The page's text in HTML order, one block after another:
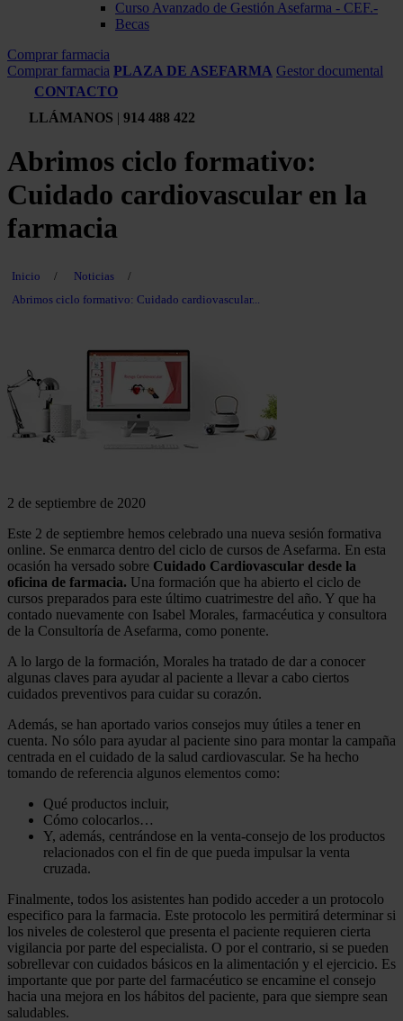
Curso Avanzado de Gestión Asefarma - CEF.-
Becas
Comprar farmacia
Comprar farmacia PLAZA DE ASEFARMA Gestor documental
CONTACTO
LLÁMANOS | 914 488 422
Abrimos ciclo formativo:
Cuidado cardiovascular en la
farmacia
Inicio / Noticias
/
Abrimos ciclo formativo: Cuidado cardiovascular...
2 de septiembre de 2020
Este 2 de septiembre hemos celebrado una nueva sesión formativa
online. Se enmarca dentro del ciclo de cursos de Asefarma. En esta
ocasión ha versado sobre Cuidado Cardiovascular desde la
oficina de farmacia. Una formación que ha abierto el ciclo de
cursos preparados para este último cuatrimestre del año. Y que ha
contado nuevamente con Isabel Morales, farmacéutica y consultora
de la Consultoría de Asefarma, como ponente.
A lo largo de la formación, Morales ha tratado de dar a conocer
algunas claves para ayudar al paciente a llevar a cabo ciertos
cuidados preventivos para cuidar su corazón.
Además, se han aportado varios consejos muy útiles a tener en
cuenta. No sólo para ayudar al paciente sino para montar la campaña
centrada en el cuidado de la salud cardiovascular. Se ha hecho
tomando de referencia algunos elementos como:
Qué productos incluir,
Cómo colocarlos…
Y, además, centrándose en la venta-consejo de los productos
relacionados con el fin de que pueda impulsar la venta
cruzada.
Finalmente, todos los asistentes han podido acceder a un protocolo
especifico para la farmacia. Este protocolo les permitirá determinar si
los niveles de colesterol que presenta el paciente requieren cierta
vigilancia por parte del especialista. O por el contrario, si se pueden
sobrellevar con cuidados básicos en la alimentación y el ejercicio. Es
importante que por parte del farmacéutico se encamine el consejo
hacia una mejora en los hábitos del paciente, para que siempre sean
saludables.